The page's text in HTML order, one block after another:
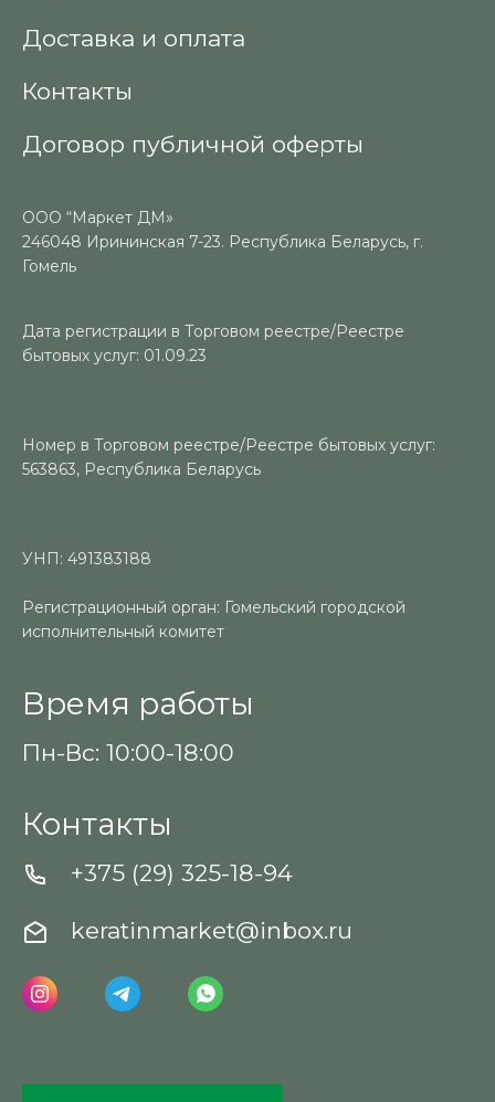
Доставка и оплата
Контакты
Договор публичной оферты
ООО “Маркет ДМ»
246048 Ирининская 7-23. Республика Беларусь, г.
Гомель
Дата регистрации в Торговом реестре/Реестре
бытовых услуг: 01.09.23
Номер в Торговом реестре/Реестре бытовых услуг:
563863, Республика Беларусь
УНП: 491383188
Регистрационный орган: Гомельский городской
исполнительный комитет
Время работы
Пн-Вс: 10:00-18:00
Контакты
+375 (29) 325-18-94
keratinmarket@inbox.ru